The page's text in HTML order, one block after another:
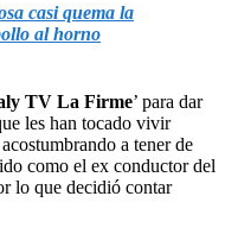
casi quema la
al horno
TV La Firme’ para dar
les han tocado vivir
a tener de
como el ex conductor del
lo que decidió contar